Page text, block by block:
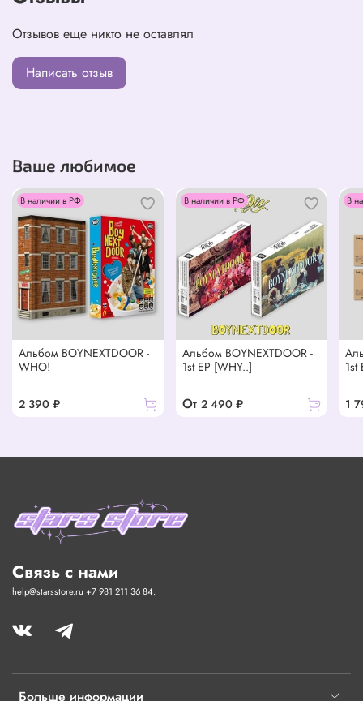
Отзывов еще никто не оставлял
Написать отзыв
Ваше любимое
В наличии в РФ
Альбом BOYNEXTDOOR -
WHO!
2 390 ₽
В наличии в РФ
Альбом BOYNEXTDOOR -
1st EP [WHY..]
От 2 490 ₽
В
1st
1
Больше информации
Связь с нами
help@starsstore.ru +7 981 211 36 84.